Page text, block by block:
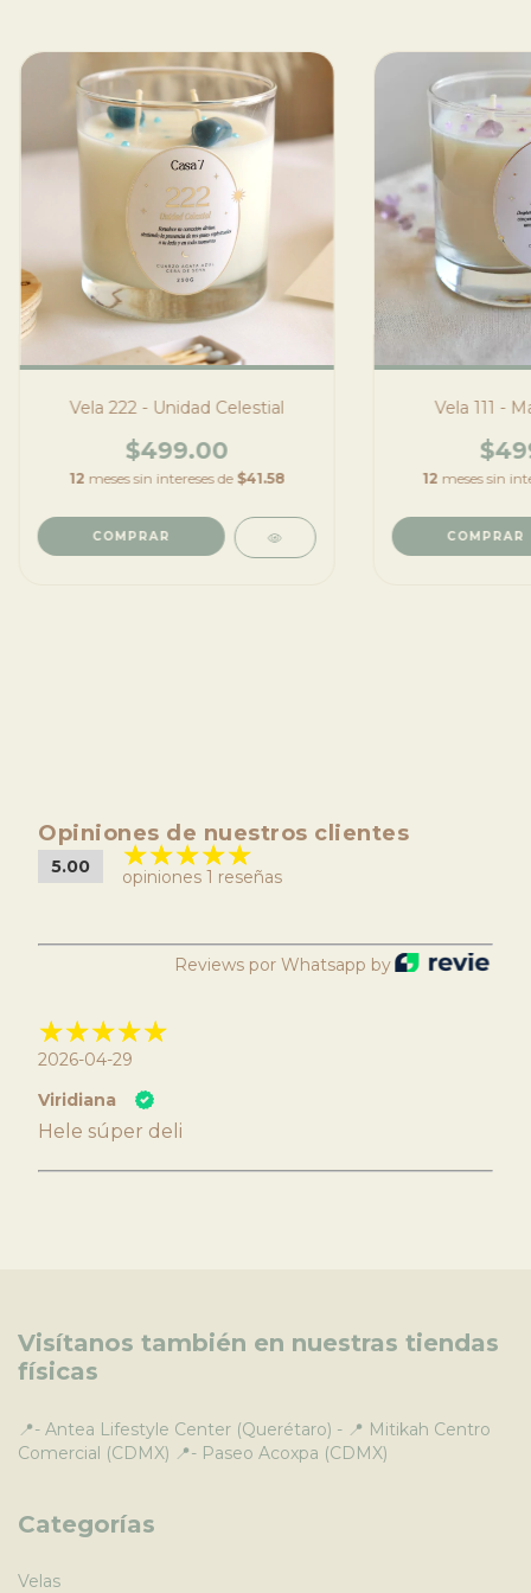
Vela 222 - Unidad Celestial
$499.00
12 meses sin intereses de $41.58
Vela 111 -
12 meses sin
Opiniones de nuestros clientes
5.00 opiniones 1 reseñas
Reviews por Whatsapp by
2026-04-29
Viridiana
Hele súper deli
Visítanos también en nuestras tiendas
físicas
📍- Antea Lifestyle Center (Querétaro) - 📍 Mitikah Centro
Comercial (CDMX) 📍- Paseo Acoxpa (CDMX)
Categorías
Velas